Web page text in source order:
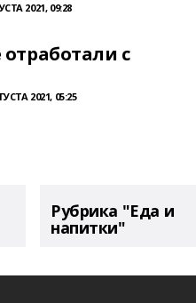
2021, 09:28
с
2021, 05:25
Рубрика "Еда и
напитки"